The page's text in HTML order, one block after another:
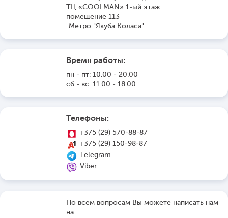
ТЦ «COOLMAN» 1-ый этаж
помещение 113
Метро "Якуба Коласа"
Время работы:
пн - пт: 10.00 - 20.00
сб - вс: 11.00 - 18.00
Телефоны:
+375 (29) 570-88-87
+375 (29) 150-98-87
Telegram
Viber
По всем вопросам Вы можете написать нам
на